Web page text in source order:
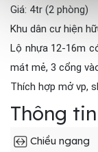
Giá: 4tr (2 phòng)
Khu dân cư hiện
Lộ nhựa 12-16m
mát mẻ, 3 cổng
Thích hợp mở vp,
Thông
Chiều ngang